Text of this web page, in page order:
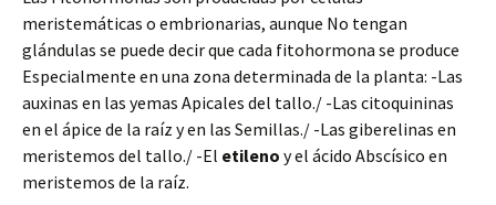
meristemáticas o embrionarias, aunque No tengan
glándulas se puede decir que cada fitohormona se produce
Especialmente en una zona determinada de la planta: -Las
auxinas en las yemas Apicales del tallo./ -Las citoquininas
en el ápice de la raíz y en las Semillas./ -Las giberelinas en
meristemos del tallo./ -El etileno y el ácido Abscísico en
meristemos de la raíz.